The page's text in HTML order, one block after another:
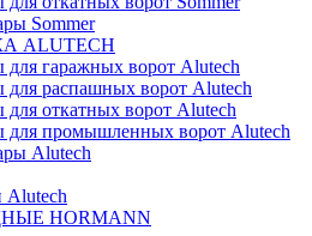
Sommer
ALUTECH
гаражных ворот Alutech
распашных ворот Alutech
откатных ворот Alutech
для промышленных ворот Alutech
Alutech
Alutech
HORMANN